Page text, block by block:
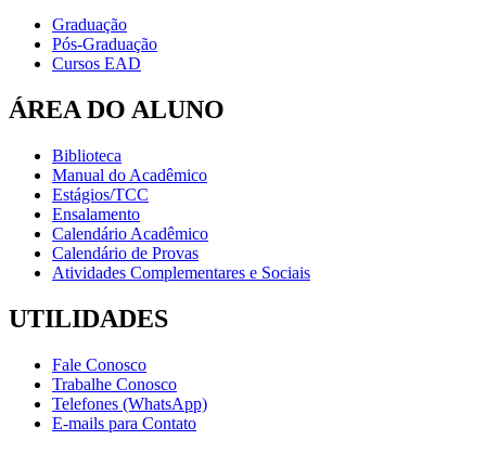
Graduação
Pós-Graduação
Cursos EAD
ÁREA DO ALUNO
Biblioteca
Manual do Acadêmico
Estágios/TCC
Ensalamento
Calendário Acadêmico
Calendário de Provas
Atividades Complementares e Sociais
UTILIDADES
Fale Conosco
Trabalhe Conosco
Telefones (WhatsApp)
E-mails para Contato